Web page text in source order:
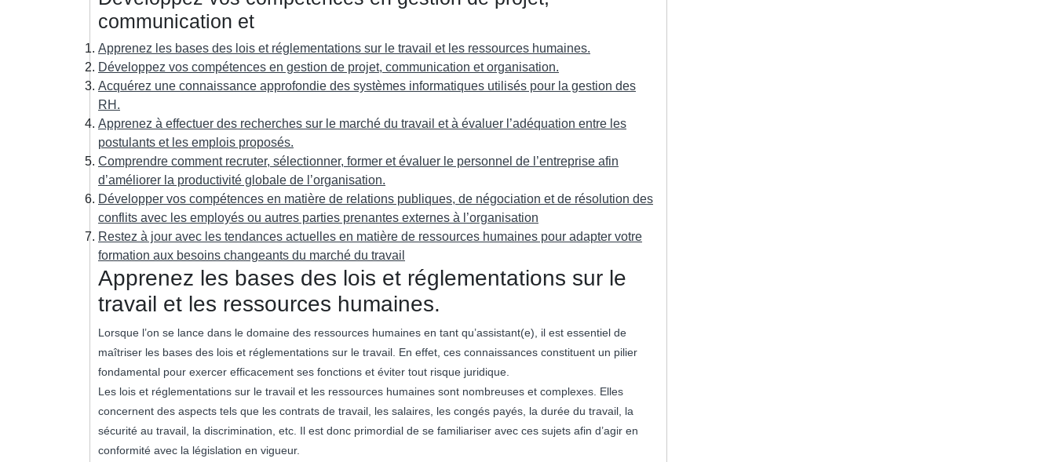
communication et
Apprenez les bases des lois et réglementations sur le travail et les ressources humaines.
Développez vos compétences en gestion de projet, communication et organisation.
Acquérez une connaissance approfondie des systèmes informatiques utilisés pour la gestion des
RH.
Apprenez à effectuer des recherches sur le marché du travail et à évaluer l’adéquation entre les
postulants et les emplois proposés.
Comprendre comment recruter, sélectionner, former et évaluer le personnel de l’entreprise afin
d’améliorer la productivité globale de l’organisation.
Développer vos compétences en matière de relations publiques, de négociation et de résolution des
conflits avec les employés ou autres parties prenantes externes à l’organisation
Restez à jour avec les tendances actuelles en matière de ressources humaines pour adapter votre
formation aux besoins changeants du marché du travail
Apprenez les bases des lois et réglementations sur le
travail et les ressources humaines.
Lorsque l’on se lance dans le domaine des ressources humaines en tant qu’assistant(e), il est essentiel de
maîtriser les bases des lois et réglementations sur le travail. En effet, ces connaissances constituent un pilier
fondamental pour exercer efficacement ses fonctions et éviter tout risque juridique.
Les lois et réglementations sur le travail et les ressources humaines sont nombreuses et complexes. Elles
concernent des aspects tels que les contrats de travail, les salaires, les congés payés, la durée du travail, la
sécurité au travail, la discrimination, etc. Il est donc primordial de se familiariser avec ces sujets afin d’agir en
conformité avec la législation en vigueur.